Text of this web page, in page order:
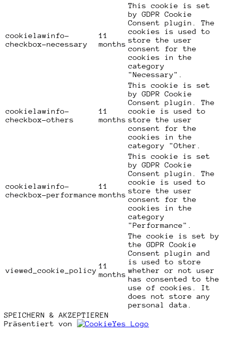
cookielawinfo-
checkbox-necessary
11
months
This cookie is set
by GDPR Cookie
Consent plugin. The
cookies is used to
store the user
consent for the
cookies in the
category
"Necessary".
cookielawinfo-
checkbox-others
11
months
This cookie is set
by GDPR Cookie
Consent plugin. The
cookie is used to
store the user
consent for the
cookies in the
category "Other.
cookielawinfo-
checkbox-performance
11
months
This cookie is set
by GDPR Cookie
Consent plugin. The
cookie is used to
store the user
consent for the
cookies in the
category
"Performance".
viewed_cookie_policy
11
months
The cookie is set by
the GDPR Cookie
Consent plugin and
is used to store
whether or not user
has consented to the
use of cookies. It
does not store any
personal data.
SPEICHERN & AKZEPTIEREN
Präsentiert von